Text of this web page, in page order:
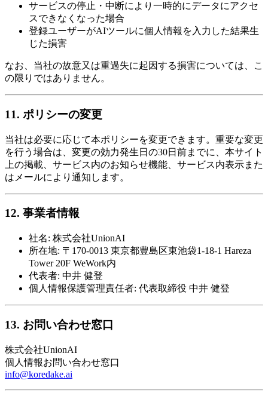
サービスの停止・中断により一時的にデータにアクセ
スできなくなった場合
登録ユーザーがAIツールに個人情報を入力した結果生
じた損害
なお、当社の故意又は重過失に起因する損害については、こ
の限りではありません。
11. ポリシーの変更
当社は必要に応じて本ポリシーを変更できます。重要な変更
を行う場合は、変更の効力発生日の30日前までに、本サイト
上の掲載、サービス内のお知らせ機能、サービス内表示また
はメールにより通知します。
12. 事業者情報
社名: 株式会社UnionAI
所在地: 〒170-0013 東京都豊島区東池袋1-18-1 Hareza
Tower 20F WeWork内
代表者: 中井 健登
個人情報保護管理責任者: 代表取締役 中井 健登
13. お問い合わせ窓口
株式会社UnionAI
個人情報お問い合わせ窓口
info@koredake.ai